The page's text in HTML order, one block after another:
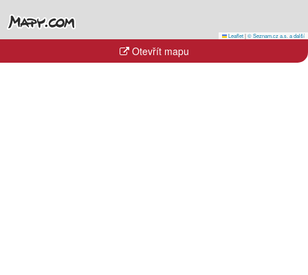
Leaflet|© Seznam.cz a.s. a další
Otevřít mapu